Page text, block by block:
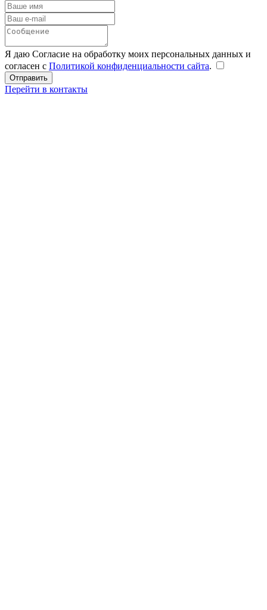
Я даю Согласие на обработку моих персональных данных и
согласен с Политикой конфиденциальности сайта.
Перейти в контакты